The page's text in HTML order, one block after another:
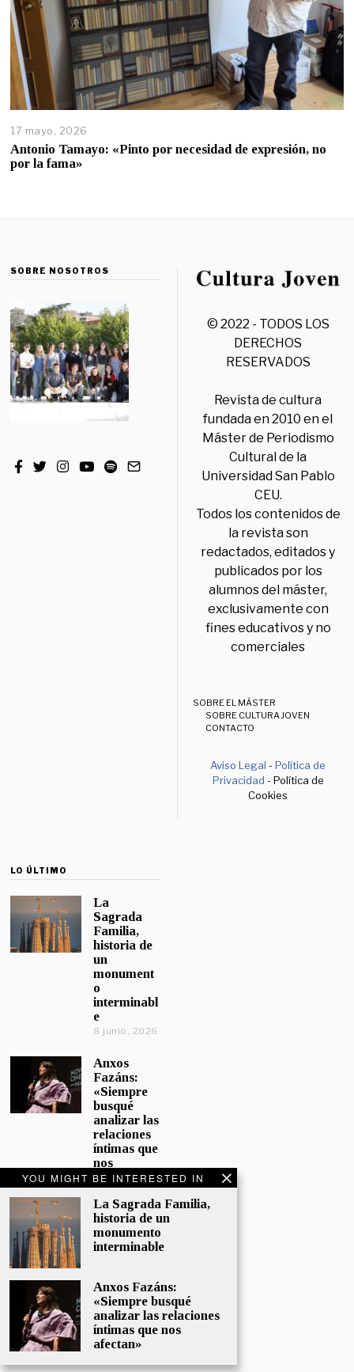
YOU MIGHT BE INTERESTED IN
La Sagrada Familia,
historia de un
monumento
interminable
Anxos Fazáns:
«Siempre busqué
analizar las relaciones
íntimas que nos
afectan»
17 mayo, 2026
Antonio Tamayo: «Pinto por necesidad de expresión, no
por la fama»
SOBRE NOSOTROS
© 2022 - TODOS LOS
DERECHOS
RESERVADOS
Revista de cultura
fundada en 2010 en el
Máster de Periodismo
Cultural de la
Universidad San Pablo
CEU.
Todos los contenidos de
la revista son
redactados, editados y
publicados por los
alumnos del máster,
exclusivamente con
fines educativos y no
comerciales
SOBRE EL MÁSTER
SOBRE CULTURA JOVEN
CONTACTO
Aviso Legal -Política de
Privacidad - Política de
Cookies
LO ÚLTIMO
La
Sagrada
Familia,
historia de
un
monument
o
interminabl
e
8 junio, 2026
Anxos
Fazáns:
«Siempre
busqué
analizar las
relaciones
íntimas que
nos
afectan»
5 junio, 2026
El hijo de la
cómica, el
homenaje
Sacristán a
Fernán
Gómez
28 mayo,
2026